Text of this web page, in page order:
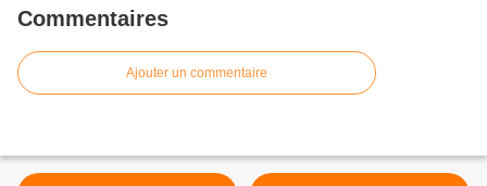
Commentaires
Ajouter un commentaire